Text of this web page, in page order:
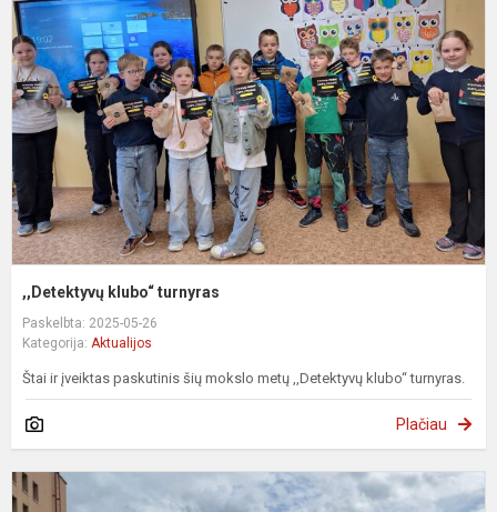
,,Detektyvų klubo“ turnyras
Paskelbta: 2025-05-26
Kategorija: Aktualijos
Štai ir įveiktas paskutinis šių mokslo metų ,,Detektyvų klubo“ turnyras.
Plačiau